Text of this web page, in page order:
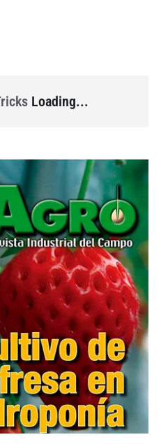
Loading...